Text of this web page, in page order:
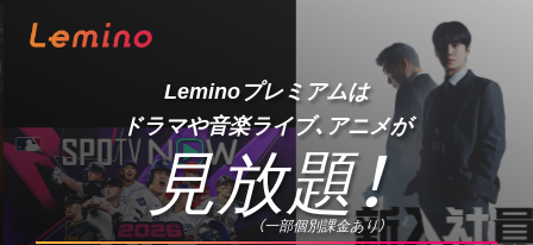
Leminoプレミアムは
ドラマや音楽ライブ、アニメが
見放題！
（一部個別課金あり）